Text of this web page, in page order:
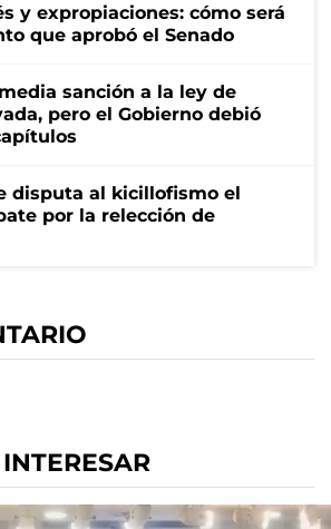
y expropiaciones: cómo será
que aprobó el Senado
sanción a la ley de
pero el Gobierno debió
disputa al kicillofismo el
por la relección de